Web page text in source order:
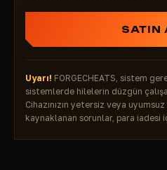
SATIN
Uyarı! FORGECHEATS, sistem
sistemlerde hilelerin düzgün
Cihazınızın yetersiz veya uyumsuz
kaynaklanan sorunlar, para iadesi